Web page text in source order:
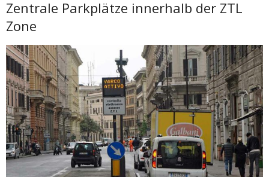
Zentrale Parkplätze innerhalb der ZTL
Zone